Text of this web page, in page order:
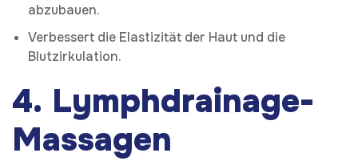
abzubauen.
Verbessert die Elastizität der Haut und die
Blutzirkulation.
4. Lymphdrainage-
Massagen